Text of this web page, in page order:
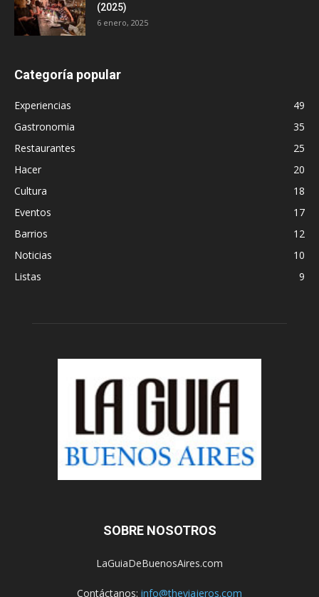
(2025)
6 enero, 2025
Categoría popular
Experiencias
49
Gastronomia
35
Restaurantes
25
Hacer
20
Cultura
18
Eventos
17
Barrios
12
Noticias
10
Listas
9
SOBRE NOSOTROS
LaGuiaDeBuenosAires.com
Contáctanos: info@theviajeros.com